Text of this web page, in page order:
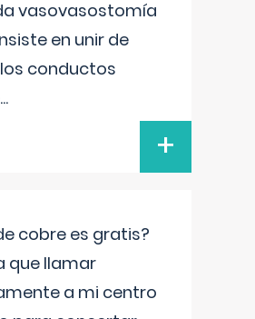
vasovasostomía
en unir de
conductos
...
+
cobre es gratis?
que llamar
a mi centro